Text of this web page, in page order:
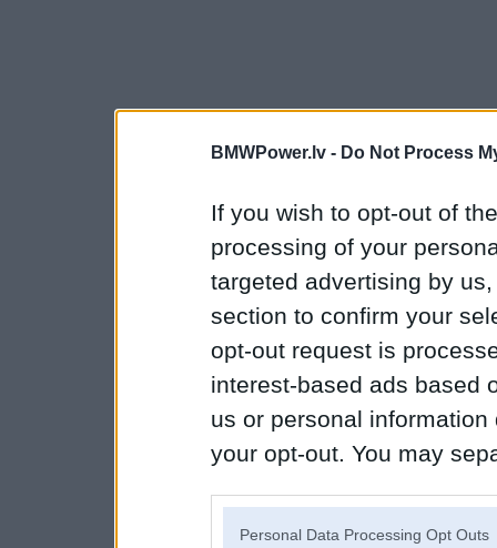
BMWPower.lv - Do Not Process
If you wish to opt-out of
processing of your
targeted advertising by
section to confirm your
opt-out request is
interest-based ads based
us or personal
your opt-out. You may
Personal Data Processing Opt Outs